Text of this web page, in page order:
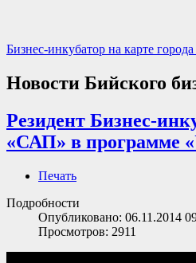
Бизнес-инкубатор на карте
Новости Бийского
Резидент Бизнес-
«САП» в программе
Печать
Подробности
Опубликовано: 06.11.2014
Просмотров: 2911